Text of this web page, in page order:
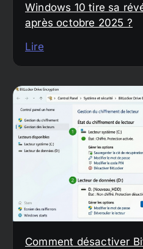
Windows 10 tire sa
après octobre 2025 ?
Lire
Comment désactiver